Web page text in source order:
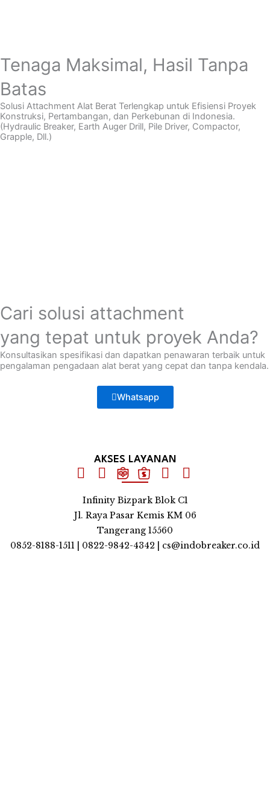
Tenaga Maksimal, Hasil Tanpa
Batas
Solusi Attachment Alat Berat Terlengkap untuk Efisiensi Proyek
Konstruksi, Pertambangan, dan Perkebunan di Indonesia.
(Hydraulic Breaker, Earth Auger Drill, Pile Driver, Compactor,
Grapple, Dll.)
Cari solusi attachment
yang tepat untuk proyek Anda?
Konsultasikan spesifikasi dan dapatkan penawaran terbaik untuk
pengalaman pengadaan alat berat yang cepat dan tanpa kendala.
Whatsapp
AKSES LAYANAN
Infinity Bizpark Blok C1
Jl. Raya Pasar Kemis KM 06
Tangerang 15560
0852-8188-1511 | 0822-9842-4342 | cs@indobreaker.co.id